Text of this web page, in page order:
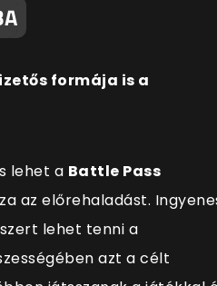
formája is a
lehet a Battle Pass
az előrehaladást.
lehet tenni a
azt a célt